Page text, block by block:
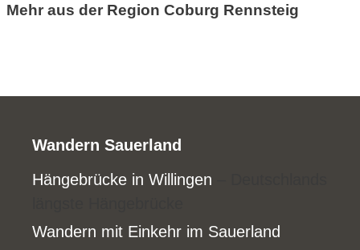
Mehr aus der Region Coburg Rennsteig
Wandern Sauerland
Hängebrücke in Willingen
Wandern mit Einkehr im Sauerland